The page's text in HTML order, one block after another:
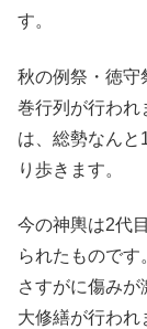
す。
秋の例祭・徳守
巻行列が行われ
は、総勢なんと
り歩きます。
今の神輿は2代
られたもので
さすがに傷み
大修繕が行われ